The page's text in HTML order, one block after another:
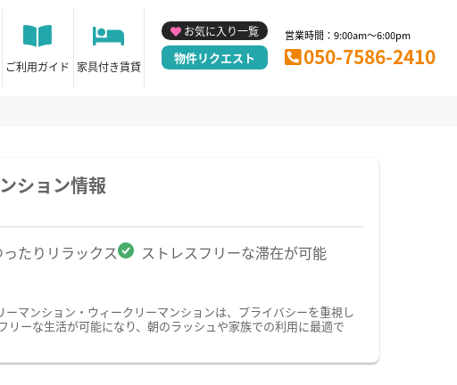
ご利用ガイド 家具付き賃貸
お気に入り一覧
物件リクエスト
営業時間：9:00am～6:00pm
050-7586-2410
ション情報
たりリラックス ストレスフリーな滞在が可能
マンション・ウィークリーマンションは、プライバシーを重視し
ーな生活が可能になり、朝のラッシュや家族での利用に最適で